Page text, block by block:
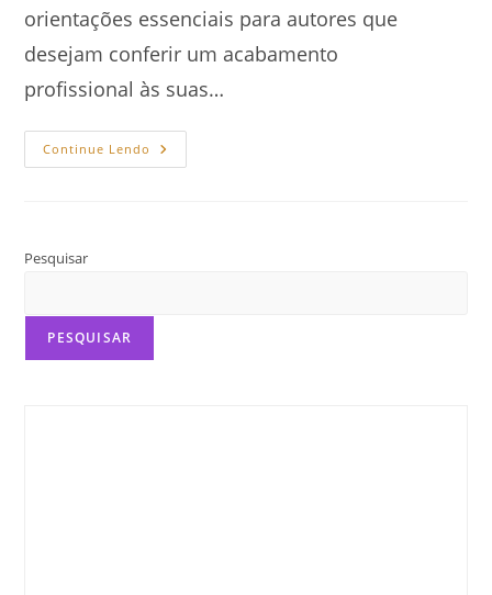
orientações essenciais para autores que
desejam conferir um acabamento
profissional às suas…
Continue Lendo Elementos
Pré-
Pesquisar
PESQUISAR